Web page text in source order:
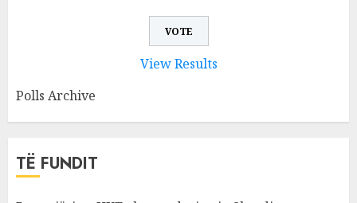
View Results
Polls Archive
TË FUNDIT